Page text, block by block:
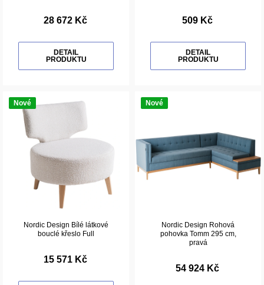
28 672 Kč
DETAIL
PRODUKTU
509 Kč
DETAIL
PRODUKTU
Nové
Nordic Design Bílé látkové
bouclé křeslo Full
15 571 Kč
Nové
Nordic Design Rohová
pohovka Tomm 295 cm,
pravá
54 924 Kč